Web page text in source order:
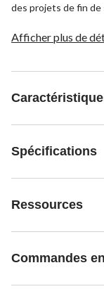
des projets de fin de
Afficher plus de
Spécifications
Ressources
Commandes